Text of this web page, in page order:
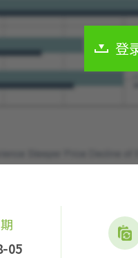
登
05